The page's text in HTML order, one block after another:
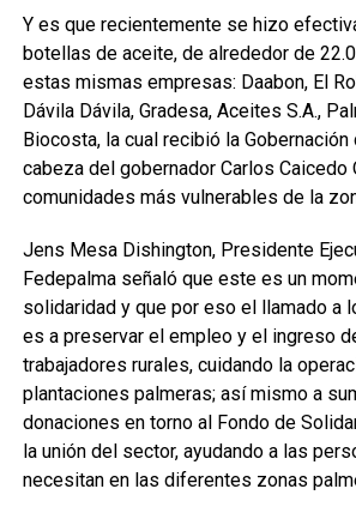
Y es que recientemente se hizo
botellas de aceite, de alrededor de
estas mismas empresas: Daabon, El
Dávila Dávila, Gradesa, Aceites S.A.,
Biocosta, la cual recibió la
cabeza del gobernador Carlos Caicedo
comunidades más vulnerables de la
Jens Mesa Dishington, Presidente
Fedepalma señaló que este es un
solidaridad y que por eso el llamado a
es a preservar el empleo y el ingreso
trabajadores rurales, cuidando la
plantaciones palmeras; así mismo a
donaciones en torno al Fondo de
la unión del sector, ayudando a las
necesitan en las diferentes zonas